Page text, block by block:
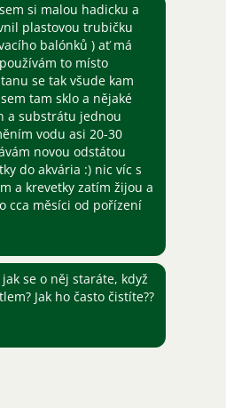
si malou hadicku a
plastovou trubičku
balónků ) ať má
to místo
se tak všude kam
tam sklo a nějaké
a substrátu jednou
vodu asi 20-30
novou odstátou
do akvária :) nic víc s
a krevetky zatím žijou a
cca měsíci od pořízení
se o něj staráte, když
Jak ho často čistíte??